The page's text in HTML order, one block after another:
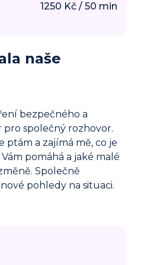
1250 Kč / 50 min
naše
bezpečného a
společný rozhovor.
ptám a zajímá mě, co je
pomáhá a jaké malé
Společně
pohledy na situaci.